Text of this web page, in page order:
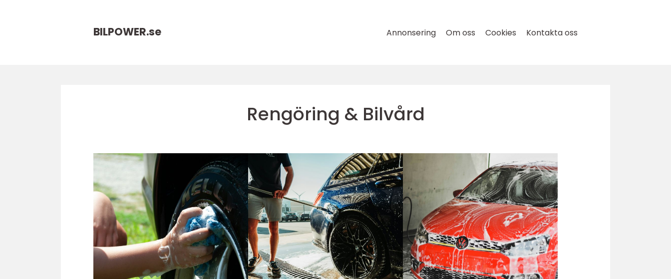
BILPOWER.se Annonsering Om oss Cookies Kontakta oss
Rengöring & Bilvård